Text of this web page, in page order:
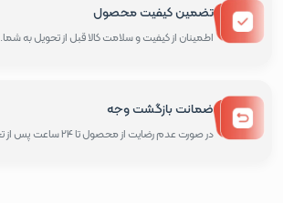
تضمین کیفیت محصول
اطمینان از کیفیت و سلامت کالا قبل از تحویل به شما.
ضمانت بازگشت وجه
در صورت عدم رضایت از محصول تا 24 ساعت پس از تحویل